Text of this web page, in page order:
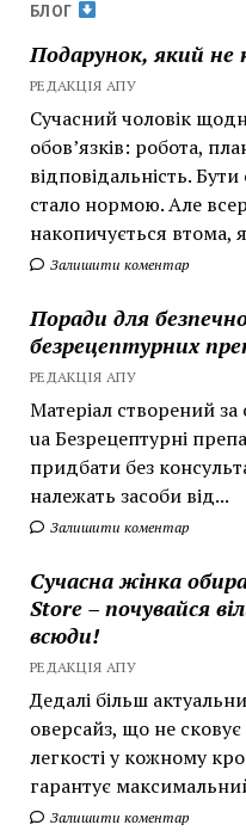
БЛОГ
Подарунок, який не
РЕДАКЦІЯ АПУ
Сучасний чоловік
обов’язків: робота,
відповідальність.
стало нормою. Але
накопичується втома,
Залишити коментар
Поради для
безрецептурних
РЕДАКЦІЯ АПУ
Матеріал створений
ua Безрецептурні
придбати без
належать засоби від...
Залишити коментар
Сучасна жінка
Store – почувайся
всюди!
РЕДАКЦІЯ АПУ
Дедалі більш
оверсайз, що не сковує
легкості у кожному
гарантує
Залишити коментар